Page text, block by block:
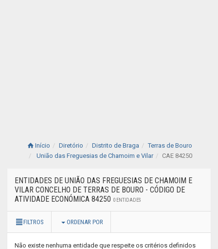
Início Diretório Distrito de Braga
Terras de Bouro
União das Freguesias de Chamoim e Vilar
CAE 84250
ENTIDADES DE UNIÃO DAS FREGUESIAS DE CHAMOIM E
VILAR CONCELHO DE TERRAS DE BOURO - CÓDIGO DE
ATIVIDADE ECONÓMICA 84250 0 ENTIDADES
FILTROS ORDENAR POR
Não existe nenhuma entidade que respeite os critérios definidos